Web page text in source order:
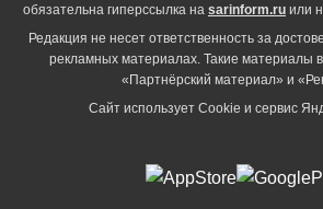
обязательна гиперссылка на sarinform.ru или
Редакция не несет ответственность за
рекламных материалах. Такие материалы
«Партнёрский материал» и
Сайт использует Cookie и сервиc